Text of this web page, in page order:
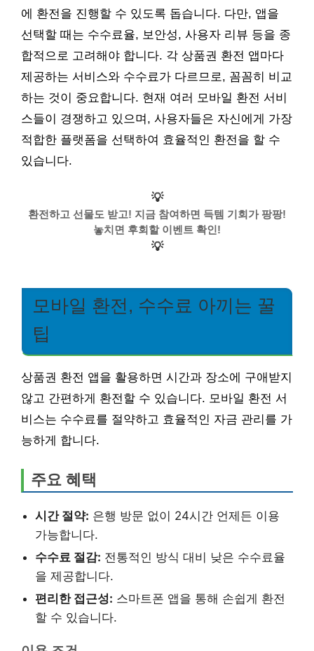
에 환전을 진행할 수 있도록 돕습니다. 다만, 앱을
선택할 때는 수수료율, 보안성, 사용자 리뷰 등을 종
합적으로 고려해야 합니다. 각 상품권 환전 앱마다
제공하는 서비스와 수수료가 다르므로, 꼼꼼히 비교
하는 것이 중요합니다. 현재 여러 모바일 환전 서비
스들이 경쟁하고 있으며, 사용자들은 자신에게 가장
적합한 플랫폼을 선택하여 효율적인 환전을 할 수
있습니다.
💡
환전하고 선물도 받고! 지금 참여하면 득템 기회가 팡팡!
놓치면 후회할 이벤트 확인!
💡
모바일 환전, 수수료 아끼는 꿀
팁
상품권 환전 앱을 활용하면 시간과 장소에 구애받지
않고 간편하게 환전할 수 있습니다. 모바일 환전 서
비스는 수수료를 절약하고 효율적인 자금 관리를 가
능하게 합니다.
주요 혜택
시간 절약: 은행 방문 없이 24시간 언제든 이용
가능합니다.
수수료 절감: 전통적인 방식 대비 낮은 수수료율
을 제공합니다.
편리한 접근성: 스마트폰 앱을 통해 손쉽게 환전
할 수 있습니다.